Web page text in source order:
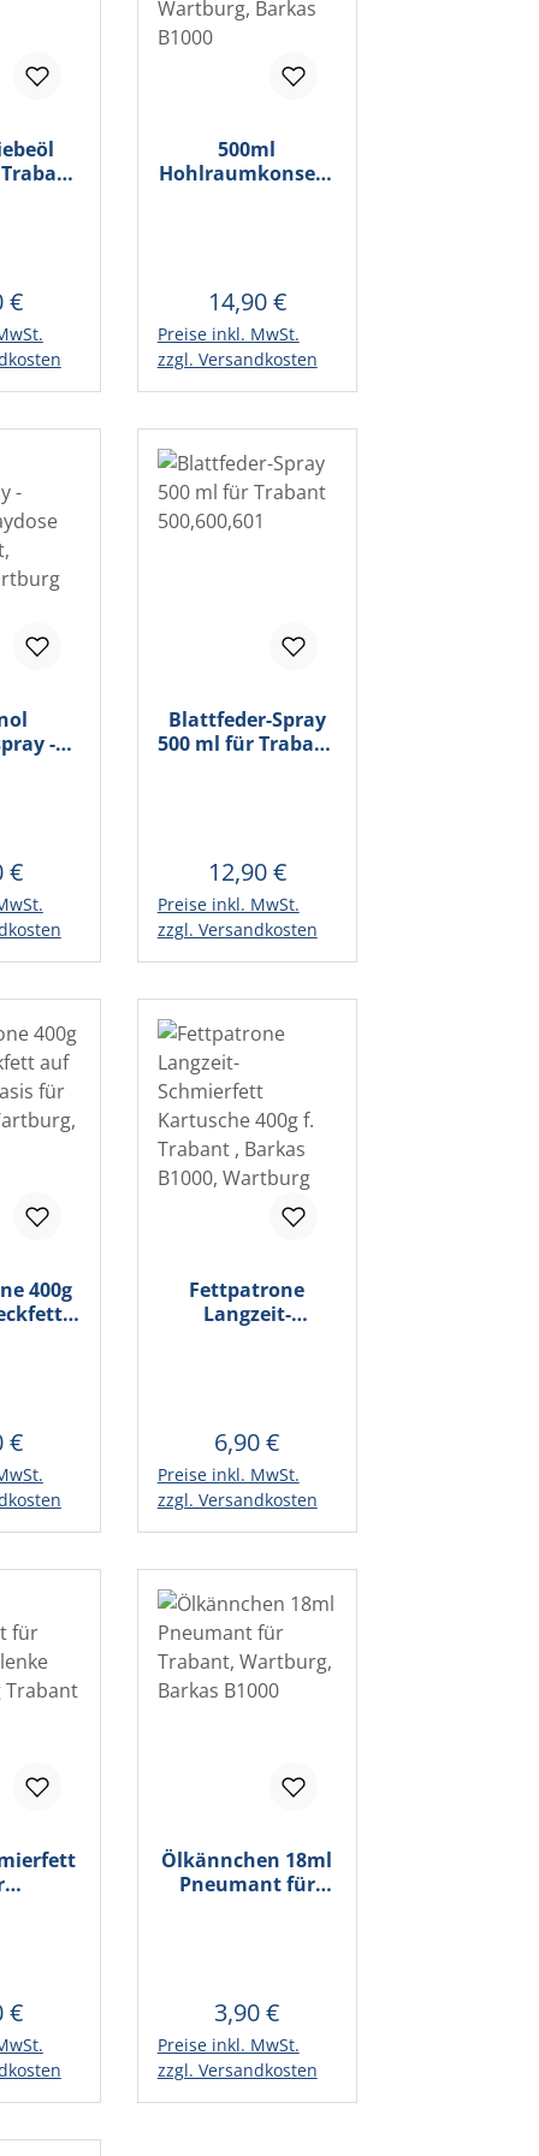
Preis:
€
500ml
Hohlraumkonserv
Regulärer Preis:
14,90 €
Preise inkl. MwSt.
zzgl. Versandkosten
In den Warenkorb
-
Preis:
€
Blattfeder-Spray
500 ml für Trabant
Regulärer Preis:
12,90 €
Preise inkl. MwSt.
zzgl. Versandkosten
In den Warenkorb
400g
Preis:
€
Fettpatrone
Langzeit-
Regulärer Preis:
6,90 €
Preise inkl. MwSt.
zzgl. Versandkosten
In den Warenkorb
Preis:
€
Ölkännchen 18ml
Pneumant für
Regulärer Preis:
3,90 €
Preise inkl. MwSt.
zzgl. Versandkosten
In den Warenkorb